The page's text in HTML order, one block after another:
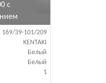
с
169/39-101/209
KENTAKI
Белый
Белый
1